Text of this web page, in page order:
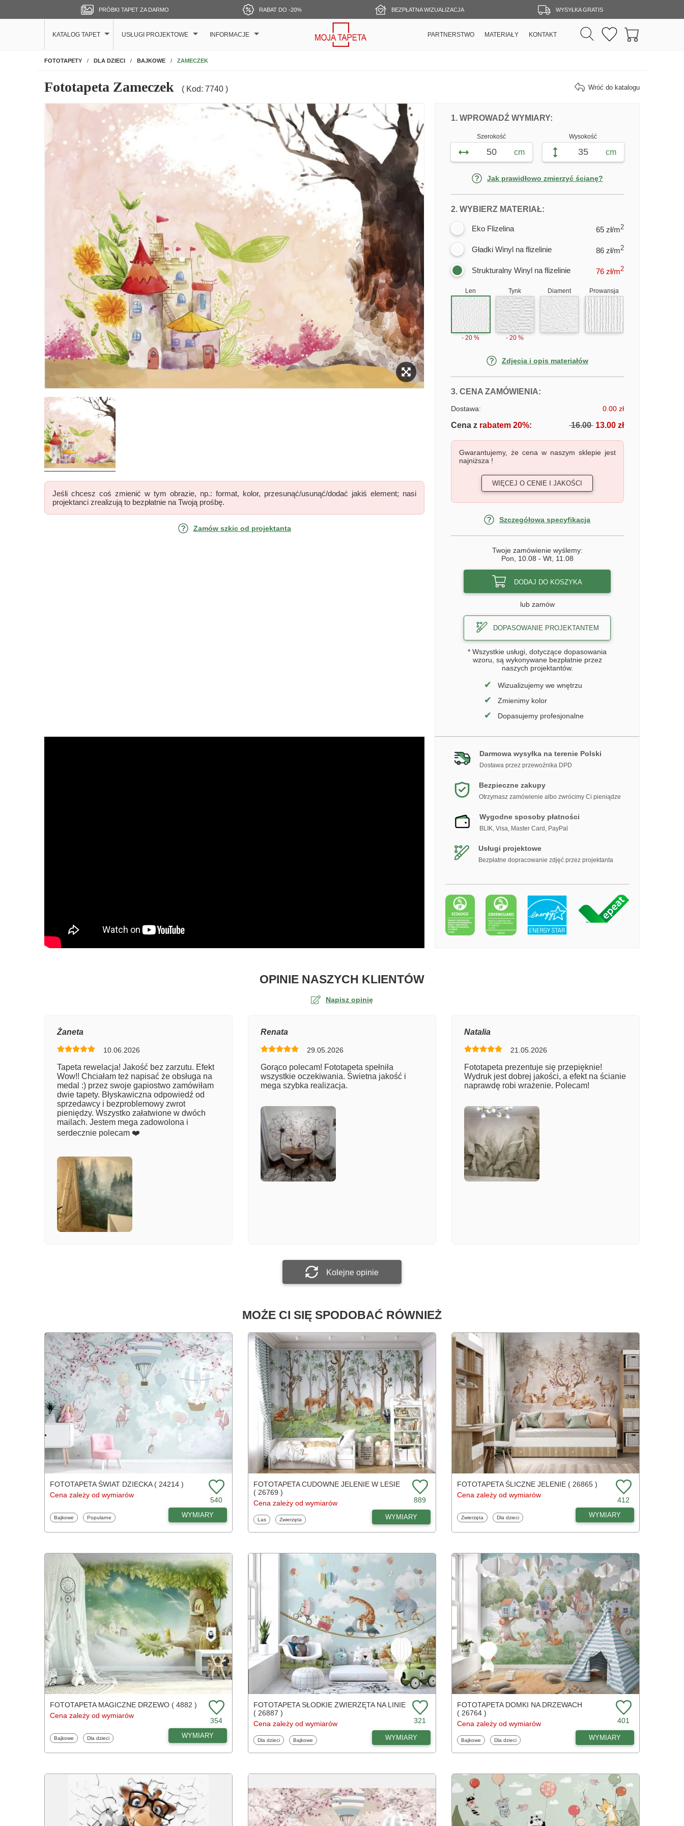
PRÓBKI TAPET ZA DARMO RABAT DO -20% BEZPŁATNA WIZUALIZACJA WYSYŁKA GRATIS
KATALOG TAPET USŁUGI PROJEKTOWE INFORMACJE PARTNERSTWO MATERIAŁY KONTAKT
FOTOTAPETYNA ŚCIANĘ
DLA DZIECI BAJKOWE ZAMECZEK
Fototapeta Zameczek ( Kod: 7740 ) Wróć do katalogu
Jeśli chcesz coś zmienić w tym obrazie, np.: format, kolor, przesunąć/usunąć/dodać jakiś element; nasi
projektanci zrealizują to bezpłatnie na Twoją prośbę.
Zamów szkic od projektanta
DOPASUJ FOTOTAPETĘ ZAMECZEK
1. WPROWADŹ WYMIARY:FOTOTAPETY ZAMECZEK
Szerokość
cm
Wysokość
cm
Jak prawidłowo zmierzyć ścianę?
2. WYBIERZ MATERIAŁ:DLA FOTOTAPETY ZAMECZEK
Eko Flizelina 65 zł/m2
Gładki Winyl na flizelinie 86 zł/m2
Strukturalny Winyl na flizelinie 76zł/m2
Len
- 20 %
Tynk
- 20 %
Diament Prowansja
Zdjęcia i opis materiałów
3. CENA ZAMÓWIENIA:FOTOTAPETY ZAMECZEK
Dostawa: 0.00 zł
Cena zrabatem 20%: 16.0013.00 zł
Gwarantujemy, że cena w naszym sklepie jest
najniższa !
WIĘCEJ O CENIE I JAKOŚCI
Szczegółowa specyfikacja
Twoje zamówienie wyślemy:
Pon, 10.08 - Wt, 11.08
DODAJ DO KOSZYKA
lub zamów
DOPASOWANIE PROJEKTANTEM
* Wszystkie usługi, dotyczące dopasowania
wzoru, są wykonywane bezpłatnie przez
naszych projektantów.
✔ Wizualizujemy we wnętrzu
✔ Zmienimy kolor
✔ Dopasujemy profesjonalne
Darmowa wysyłka na terenie Polski
Dostawa przez przewoźnika DPD
Bezpieczne zakupy
Otrzymasz zamówienie albo zwrócimy Ci pieniądze
Wygodne sposoby płatności
BLIK, Visa, Master Card, PayPal
Usługi projektowe
Bezpłatne dopracowanie zdjęć przez projektanta
OPINIE NASZYCH KLIENTÓWO TAPECIE ZAMECZEK
Napisz opinię
Numer zamówienia
Załącz zdjęcie
Żaneta
10.06.2026
Tapeta rewelacja! Jakość bez zarzutu. Efekt
Wow!! Chciałam też napisać że obsługa na
medal :) przez swoje gapiostwo zamówiłam
dwie tapety. Błyskawiczna odpowiedź od
sprzedawcy i bezproblemowy zwrot
pieniędzy. Wszystko załatwione w dwóch
mailach. Jestem mega zadowolona i
serdecznie polecam ❤️
Renata
29.05.2026
Gorąco polecam! Fototapeta spełniła
wszystkie oczekiwania. Świetna jakość i
mega szybka realizacja.
Natalia
21.05.2026
Fototapeta prezentuje się przepięknie!
Wydruk jest dobrej jakości, a efekt na ścianie
naprawdę robi wrażenie. Polecam!
Kolejne opinie
MOŻE CI SIĘ SPODOBAĆ RÓWNIEŻ
FOTOTAPETA ŚWIAT DZIECKA ( 24214 )
Cena zależy od wymiarów
540
Fototapety
Bajkowe Fototapety
Popularne WYMIARY
FOTOTAPETA CUDOWNE JELENIE W LESIE
( 26769 )
Cena zależy od wymiarów
889
Fototapety
Las Fototapety
Zwierzęta WYMIARY
FOTOTAPETA ŚLICZNE JELENIE ( 26865 )
Cena zależy od wymiarów
412
Fototapety
Zwierzęta Fototapety
Dla dzieci WYMIARY
FOTOTAPETA MAGICZNE DRZEWO ( 4882 )
Cena zależy od wymiarów
354
Fototapety
Bajkowe Fototapety
Dla dzieci WYMIARY
FOTOTAPETA SŁODKIE ZWIERZĘTA NA LINIE
( 26887 )
Cena zależy od wymiarów
321
Fototapety
Dla dzieci Fototapety
Bajkowe WYMIARY
FOTOTAPETA DOMKI NA DRZEWACH
( 26764 )
Cena zależy od wymiarów
401
Fototapety
Bajkowe Fototapety
Dla dzieci WYMIARY